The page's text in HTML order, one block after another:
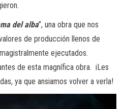
del alba”, una obra que nos
de producción llenos de
ejecutados.
de esta magnífica obra. iLes
ya que ansiamos volver a verla!